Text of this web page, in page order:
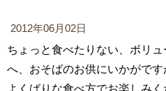
2012年06月02日
ちょっと食べたりない、ボリ
へ、おそばのお供にいかがです
よくばりな食べ方でお楽しみく